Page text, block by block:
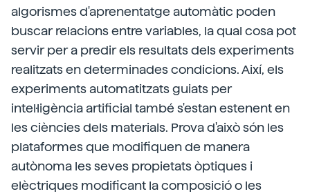
algorismes d'aprenentatge automàtic poden
buscar relacions entre variables, la qual cosa pot
servir per a predir els resultats dels experiments
realitzats en determinades condicions. Així, els
experiments automatitzats guiats per
intel·ligència artificial també s'estan estenent en
les ciències dels materials. Prova d'això són les
plataformes que modifiquen de manera
autònoma les seves propietats òptiques i
elèctriques modificant la composició o les